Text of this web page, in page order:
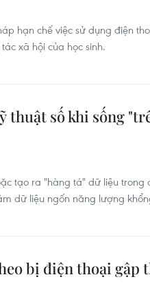
hạn chế việc sử dụng điện
xã hội của học sinh.
thuật số khi sống
tạo ra "hàng tá" dữ liệu trong
dữ liệu ngốn năng lượng
bị điện thoại gập